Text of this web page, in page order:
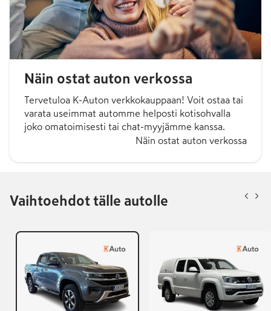
Näin ostat auton verkossa
Tervetuloa K-Auton verkkokauppaan! Voit ostaa tai
varata useimmat automme helposti kotisohvalla
joko omatoimisesti tai chat-myyjämme kanssa.
Näin ostat auton verkossa
Vaihtoehdot tälle autolle